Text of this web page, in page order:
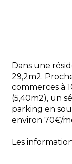
Dans une
29,2m2.
commerces à
(5,40m2), un
parking en
environ 70€/
Les